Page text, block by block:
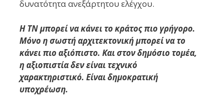
δυνατότητα ανεξάρτητου ελέγχου.
Η ΤΝ μπορεί να κάνει το κράτος πιο γρήγορο.
Μόνο η σωστή αρχιτεκτονική μπορεί να το
κάνει πιο αξιόπιστο. Και στον δημόσιο τομέα,
η αξιοπιστία δεν είναι τεχνικό
χαρακτηριστικό. Είναι δημοκρατική
υποχρέωση.